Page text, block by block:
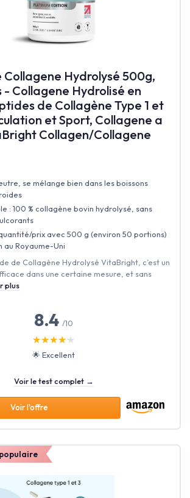
Hydrolysé 500g,
Collagene Hydrolisé en
de Collagène Type 1 et
et Sport, Collagene a
Collagen/Collagene
se mélange bien dans les boissons
: 100 % collagène bovin hydrolysé, sans
prix avec 500 g (environ 50 portions)
Royaume-Uni
de Collagène Hydrolysé VitaBright, c’est un
dans une certaine mesure, et sans
plus
8.4 /10
★★★★★
★★★★★
🌟 Excellent
Voir le test complet →
Voir l'offre